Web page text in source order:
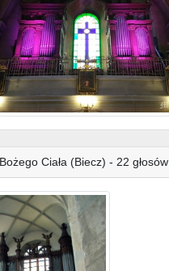
Ciała (Biecz) - 22 głosów